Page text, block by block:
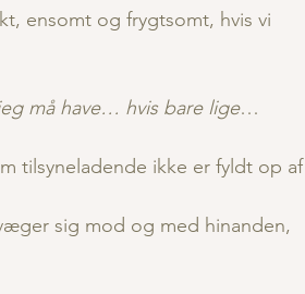
ensomt og frygtsomt, hvis vi
må have… hvis bare lige…
tilsyneladende ikke er fyldt op af
sig mod og med hinanden,